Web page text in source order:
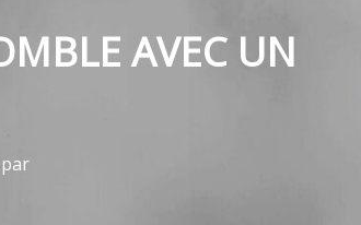
AVEC UN